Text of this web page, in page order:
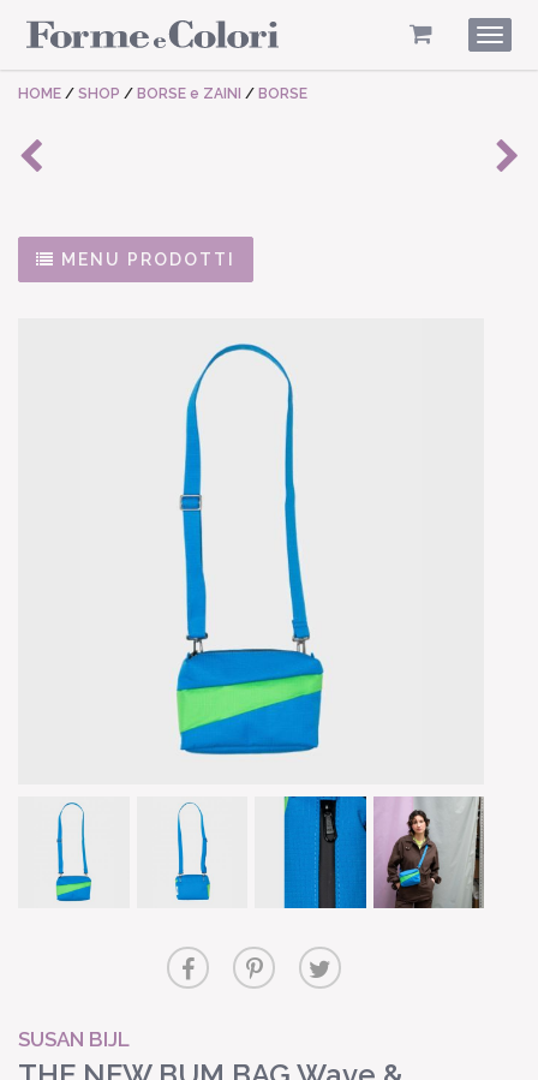
HOME / SHOP / BORSE e ZAINI / BORSE
MENU PRODOTTI
SUSAN BIJL